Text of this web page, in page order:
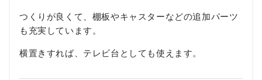
つくりが良くて、棚板やキャスターなどの追加パーツ
も充実しています。
横置きすれば、テレビ台としても使えます。